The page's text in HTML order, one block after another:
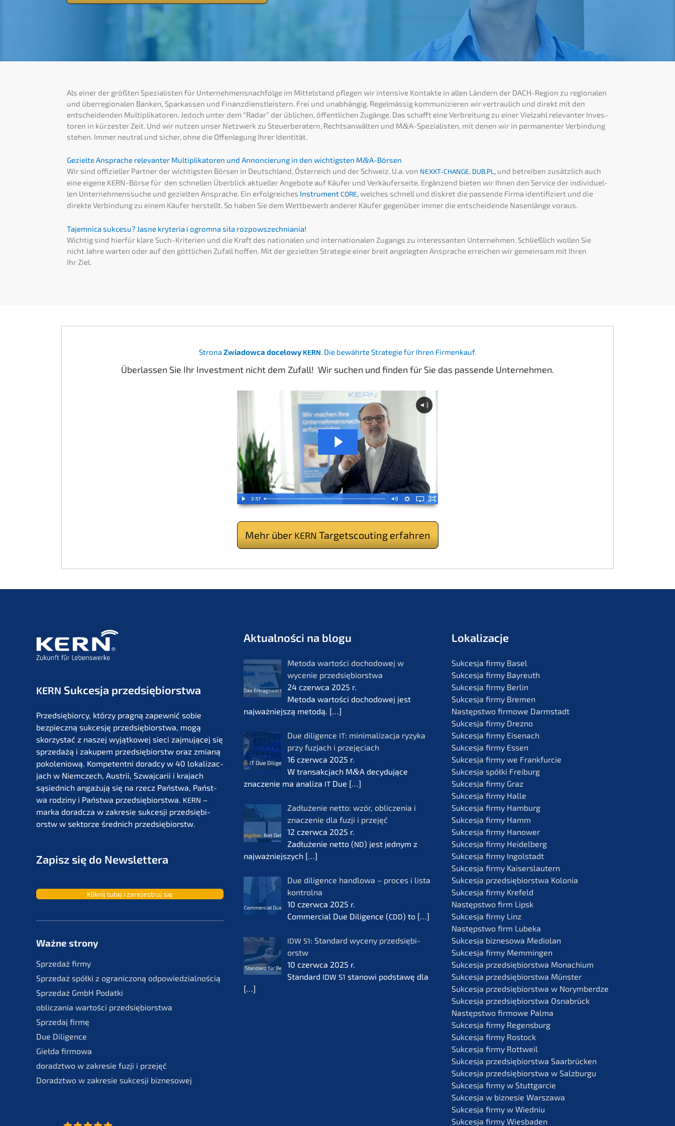
Als einer der größten Spezia­lis­ten für Unternehmens­nachfolge im Mittel­stand pflegen wir inten­si­ve Kontak­te in allen Ländern der DACH-Region zu regio­na­len
und überre­gio­na­len Banken, Sparkas­sen und Finanz­dienst­leis­tern. Frei und unabhän­gig. Regel­mäs­sig kommu­ni­zie­ren wir vertrau­lich und direkt mit den
entschei­den­den Multi­pli­ka­to­ren. Jedoch unter dem “Radar” der üblichen, öffent­li­chen Zugän­ge. Das schafft eine Verbrei­tung zu einer Vielzahl relevan­ter Inves­
to­ren in kürzes­ter Zeit. Und wir nutzen unser Netzwerk zu Steuer­be­ra­tern, Rechts­an­wäl­ten und M&A-Spezialisten, mit denen wir in perma­nen­ter Verbin­dung
stehen. Immer neutral und sicher, ohne die Offen­le­gung Ihrer Identität.
Geziel­te Anspra­che relevan­ter Multi­pli­ka­to­ren und Annon­cie­rung in den wichtigs­ten M&A-Börsen
Wir sind offizi­el­ler Partner der wichtigs­ten Börsen in Deutsch­land, Öster­reich und der Schweiz. U.a. von NEXXT-CHANGE, DUB.PL, und betrei­ben zusätz­lich auch
eine eigene KERN-Börse für den schnel­len Überblick aktuel­ler Angebo­te auf Käufer und Verkäu­fer­sei­te. Ergän­zend bieten wir Ihnen den Service der indivi­du­el­
len Unter­neh­mens­su­che und geziel­ten Anspra­che. Ein erfolg­rei­ches Instru­mentCORE,welches schnell und diskret die passen­de Firma identi­fi­ziert und die
direk­te Verbin­dung zu einem Käufer herstellt. So haben Sie dem Wettbe­werb anderer Käufer gegen­über immer die entschei­den­de Nasen­län­ge voraus.
Tajem­ni­ca sukce­su? Jasne kryte­ria i ogrom­na siła rozpowszechniania!
Wichtig sind hierfür klare Such-Krite­ri­en und die Kraft des natio­na­len und inter­na­tio­na­len Zugangs zu inter­es­san­ten Unter­neh­men. Schließ­lich wollen Sie
nicht Jahre warten oder auf den göttli­chen Zufall hoffen. Mit der geziel­ten Strate­gie einer breit angeleg­ten Anspra­che errei­chen wir gemein­sam mit Ihren
Ihr Ziel.
StronaZwiadow­ca docelo­wyKERN. Die bewähr­te Strate­gie für Ihren Firmenkauf.
Überlas­sen Sie Ihr Invest­ment nicht dem Zufall! Wir suchen und finden für Sie das passen­de Unternehmen.
Mehr über KERN Targetscou­ting erfahren
KERN Sukces­ja przedsiębiorstwa
Przedsię­bi­or­cy, którzy pragną zapew­nić sobie
bezpiecz­ną sukces­ję przedsię­bi­orst­wa, mogą
skorzystać z naszej wyjąt­ko­wej sieci zajmu­jącej się
sprze­dażą i zakupem przedsię­bi­orstw oraz zmianą
pokolenio­wą. Kompe­tent­ni dorad­cy w 40 lokali­zac­
jach w Niemc­zech, Austrii, Szwaj­ca­rii i krajach
sąsied­nich angażu­ją się na rzecz Państ­wa, Państ­
wa rodzi­ny i Państ­wa przedsię­bi­orst­wa. KERN –
marka dorad­c­za w zakre­sie sukces­ji przedsię­bi­
orstw w sektor­ze średnich przedsiębiorstw.
Zapisz się do Newslettera
Kliknij tutaj i zarejes­truj się
Ważne strony
Sprze­daż firmy
Sprze­daż spółki z ogranic­zoną odpowiedzialnością
Sprze­daż GmbH Podatki
oblic­za­nia wartości przedsiębiorstwa
Sprze­daj firmę
Due Diligence
Giełda firmo­wa
doradzt­wo w zakre­sie fuzji i przejęć
Doradzt­wo w zakre­sie sukces­ji biznesowej
Aktual­ności na blogu
Metoda wartości docho­do­wej w
wycenie przedsię­bi­orst­wa
24 czerw­ca 2025 r.
Metoda wartości docho­do­wej jest
najważ­nie­js­zą metodą. […]
Due diligence IT: minima­li­zac­ja ryzyka
przy fuzjach i przejęciach
16 czerw­ca 2025 r.
W transak­c­jach M&A decydu­jące
znacze­nie ma anali­za IT Due […]
Zadłuże­nie netto: wzór, oblic­ze­nia i
znacze­nie dla fuzji i przejęć
12 czerw­ca 2025 r.
Zadłuże­nie netto (ND) jest jednym z
najważ­nie­js­zych […]
Due diligence handlo­wa – proces i lista
kontrol­na
10 czerw­ca 2025 r.
Commer­cial Due Diligence (CDD) to […]
IDW S1: Standard wyceny przedsię­bi­
orstw
10 czerw­ca 2025 r.
Standard IDW S1 stanowi podsta­wę dla
[…]
Lokali­zac­je
Sukces­ja firmy Basel
Sukces­ja firmy Bayreuth
Sukces­ja firmy Berlin
Sukces­ja firmy Bremen
Następst­wo firmo­we Darmstadt
Sukces­ja firmy Drezno
Sukces­ja firmy Eisenach
Sukces­ja firmy Essen
Sukces­ja firmy we Frankfurcie
Sukces­ja spółki Freiburg
Sukces­ja firmy Graz
Sukces­ja firmy Halle
Sukces­ja firmy Hamburg
Sukces­ja firmy Hamm
Sukces­ja firmy Hanower
Sukces­ja firmy Heidelberg
Sukces­ja firmy Ingolstadt
Sukces­ja firmy Kaiserslautern
Sukces­ja przedsię­bi­orst­wa Kolonia
Sukces­ja firmy Krefeld
Następst­wo firm Lipsk
Sukces­ja firmy Linz
Następst­wo firm Lubeka
Sukces­ja bizne­so­wa Mediolan
Sukces­ja firmy Memmingen
Sukces­ja przedsię­bi­orst­wa Monachium
Sukces­ja przedsię­bi­orst­wa Münster
Sukces­ja przedsię­bi­orst­wa w Norymberdze
Sukces­ja przedsię­bi­orst­wa Osnabrück
Następst­wo firmo­we Palma
Sukces­ja firmy Regensburg
Sukces­ja firmy Rostock
Sukces­ja firmy Rottweil
Sukces­ja przedsię­bi­orst­wa Saarbrücken
Sukces­ja przedsię­bi­orst­wa w Salzburgu
Sukces­ja firmy w Stuttgarcie
Sukces­ja w bizne­sie Warszawa
Sukces­ja firmy w Wiedniu
Sukces­ja firmy Wiesbaden